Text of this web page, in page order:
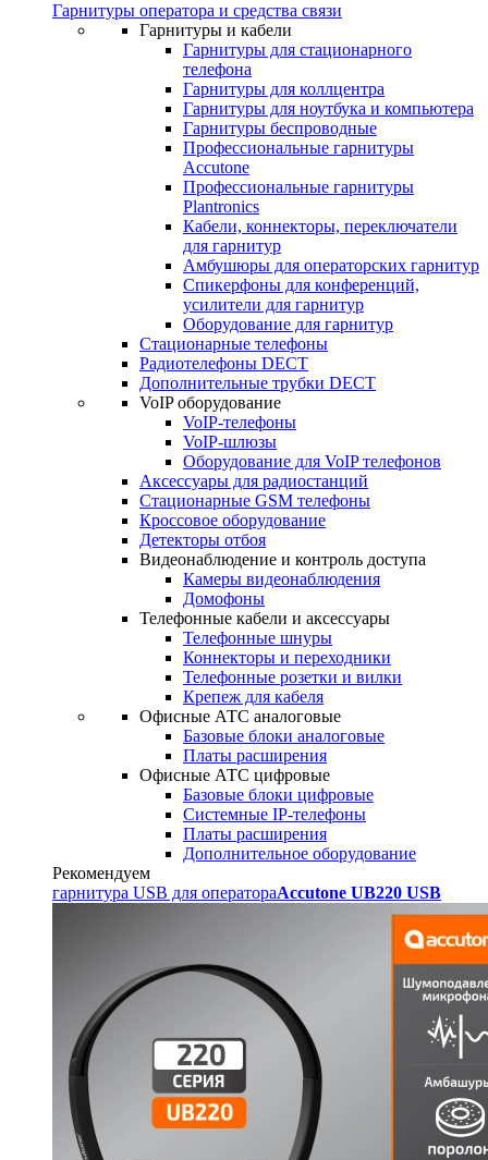
Гарнитуры оператора и средства связи
Гарнитуры и кабели
Гарнитуры для стационарного
телефона
Гарнитуры для коллцентра
Гарнитуры для ноутбука и компьютера
Гарнитуры беспроводные
Профессиональные гарнитуры
Accutone
Профессиональные гарнитуры
Plantronics
Кабели, коннекторы, переключатели
для гарнитур
Амбушюры для операторских гарнитур
Cпикерфоны для конференций,
усилители для гарнитур
Оборудование для гарнитур
Стационарные телефоны
Радиотелефоны DECT
Дополнительные трубки DECT
VoIP оборудование
VoIP-телефоны
VoIP-шлюзы
Оборудование для VoIP телефонов
Аксессуары для радиостанций
Стационарные GSM телефоны
Кроссовое оборудование
Детекторы отбоя
Видеонаблюдение и контроль доступа
Камеры видеонаблюдения
Домофоны
Телефонные кабели и аксессуары
Телефонные шнуры
Коннекторы и переходники
Телефонные розетки и вилки
Крепеж для кабеля
Офисные АТС аналоговые
Базовые блоки аналоговые
Платы расширения
Офисные АТС цифровые
Базовые блоки цифровые
Системные IP-телефоны
Платы расширения
Дополнительное оборудование
Рекомендуем
гарнитура USB для оператораAccutone UB220 USB